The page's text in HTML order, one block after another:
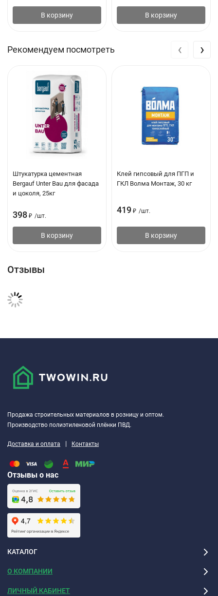
использованию, не менее
Максимальная толщина слоя при
однослойном выравнивании
до 30 мм)
Температура применения от +5°С до +30°С
суток, не менее
Морозостойкость затвердевшего
раствора, не менее
Прочность сцепления с основанием
Фасовка
Основание должно быть ровным, прочным и не должно
подвергаться усадке или деформации.
Предварительно основание необходимо очистить от пыли,
грязи, жиров и других веществ, снижающих адгезию.
Непрочные участки поверхности и отслоения необходимо
удалить.
Перед оштукатуриванием большие неровности (выбоины,
трещины и т.д.) предварительно должны быть заполнены
необходимо смочить водой или обработать грунтовочным
В корзину В корзину
Рекомендуем посмотреть
Штукатурка цементная
Bergauf Unter Bau для фасада
и цоколя, 25кг
398 ₽ /шт.
В корзину
Клей гипсовый для ПГП и
ГКЛ Волма Монтаж, 30 кг
419 ₽ /шт.
В корзину
‹ ›
Отзывы
Продажа строительных материалов в розницу и оптом.
Производство полиэтиленовой плёнки ПВД.
Доставка и оплата | Контакты
Отзывы о нас
КАТАЛОГ
О КОМПАНИИ
ЛИЧНЫЙ КАБИНЕТ